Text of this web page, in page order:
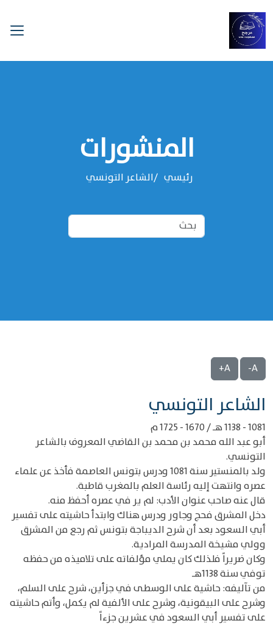
المنشورات
رئيسي ‌‌الشاعر التونسي
A-
A+
‌‌الشاعر التونسي
1081 - 1138 هـ / 1670 - 1725 م
أبو عبد الله محمد بن محمد بن القاضي المعروف بالشاعر
التونسي.
ولد بالمنستير سنة 1081 ودرس بتونس العاصمة فأخذ عن علماء
عصره وانتهت إليه رئاسة العلم بالمغرب قاطبة.
قال عنه صاحب عنوان الأدب: لم ير في عصره أحفظ منه.
دخل المشرق فحج وجاور ودرس هناك وابتدأ حاشيته على تفسير
أبي السعود بعد أن شرح الديباجة بتونس ثم رجع من المشرق
وولي مشيخة المدرسة المرادية.
وكان ضريراً فلذلك كان يملي مؤلفاته على تلاميذه من حفظه
توفي سنة 1138هـ‍
من تآليفه: حاشية على الوسطى في جزأين، شرح على السلم،
وشرح على البيقونية، وشرح على الألفية لم يكمل، وأتم حاشيته
على تفسير أبي السعود في عشرين جزءاً